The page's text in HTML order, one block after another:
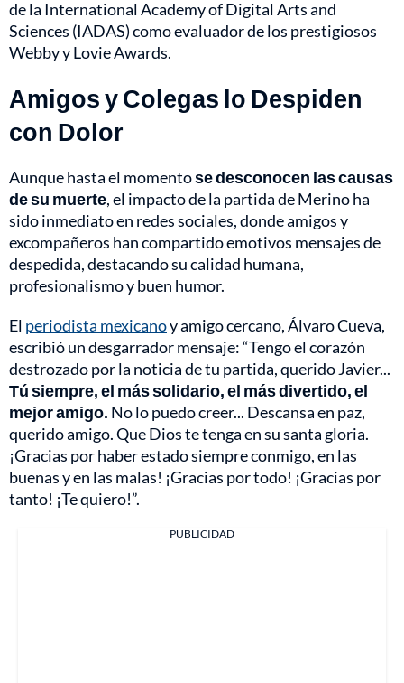
de la International Academy of Digital Arts and
Sciences (IADAS) como evaluador de los prestigiosos
Webby y Lovie Awards.
Amigos y Colegas lo Despiden
con Dolor
Aunque hasta el momentosedesconocen las causas
de su muerte, el impacto de la partida de Merino ha
sido inmediato en redes sociales, donde amigos y
excompañeros han compartido emotivos mensajes de
despedida, destacando su calidad humana,
profesionalismo y buen humor.
El periodista mexicanoy amigo cercano, Álvaro Cueva,
escribió un desgarrador mensaje: “Tengo el corazón
destrozado por la noticia de tu partida, querido Javier...
Tú siempre, el más solidario, el más divertido, el
mejor amigo. No lo puedo creer... Descansa en paz,
querido amigo. Que Dios te tenga en su santa gloria.
¡Gracias por haber estado siempre conmigo, en las
buenas y en las malas! ¡Gracias por todo! ¡Gracias por
tanto! ¡Te quiero!”.
PUBLICIDAD